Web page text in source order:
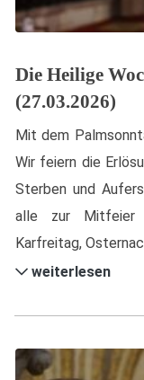
Die Heilige
(27.03.2026)
Mit dem
Wir feiern die
Sterben und
alle zur Mitfeier
Karfreitag,
weiterlesen